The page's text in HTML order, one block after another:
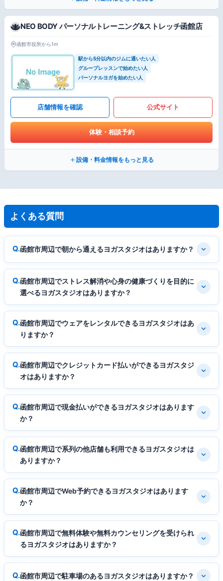
NEO BODY パーソナルトレーニング&ストレッチ函館店
函館市役所から1m
駅から5分以内のジムに通いたい人
グループレッスンで始めたい人
パーソナルヨガを始めたい人
店舗情報を確認 公式サイト
体験・相談予約
設備・料金情報をもっと見る
よくある質問
函館市周辺で朝から通えるヨガスタジオはありますか？
函館市周辺でストレス解消や心身の健康づくりを目的に
選べるヨガスタジオはありますか？
函館市周辺でウェアをレンタルできるヨガスタジオはあ
りますか？
函館市周辺でクレジットカード払いができるヨガスタジ
オはありますか？
函館市周辺で現金払いができるヨガスタジオはあります
か？
函館市周辺で系列の他店舗も利用できるヨガスタジオは
ありますか？
函館市周辺でWeb予約できるヨガスタジオはあります
か？
函館市周辺で無料体験や無料カウンセリングを受けられ
るヨガスタジオはありますか？
函館市周辺で駐車場のあるヨガスタジオはありますか？